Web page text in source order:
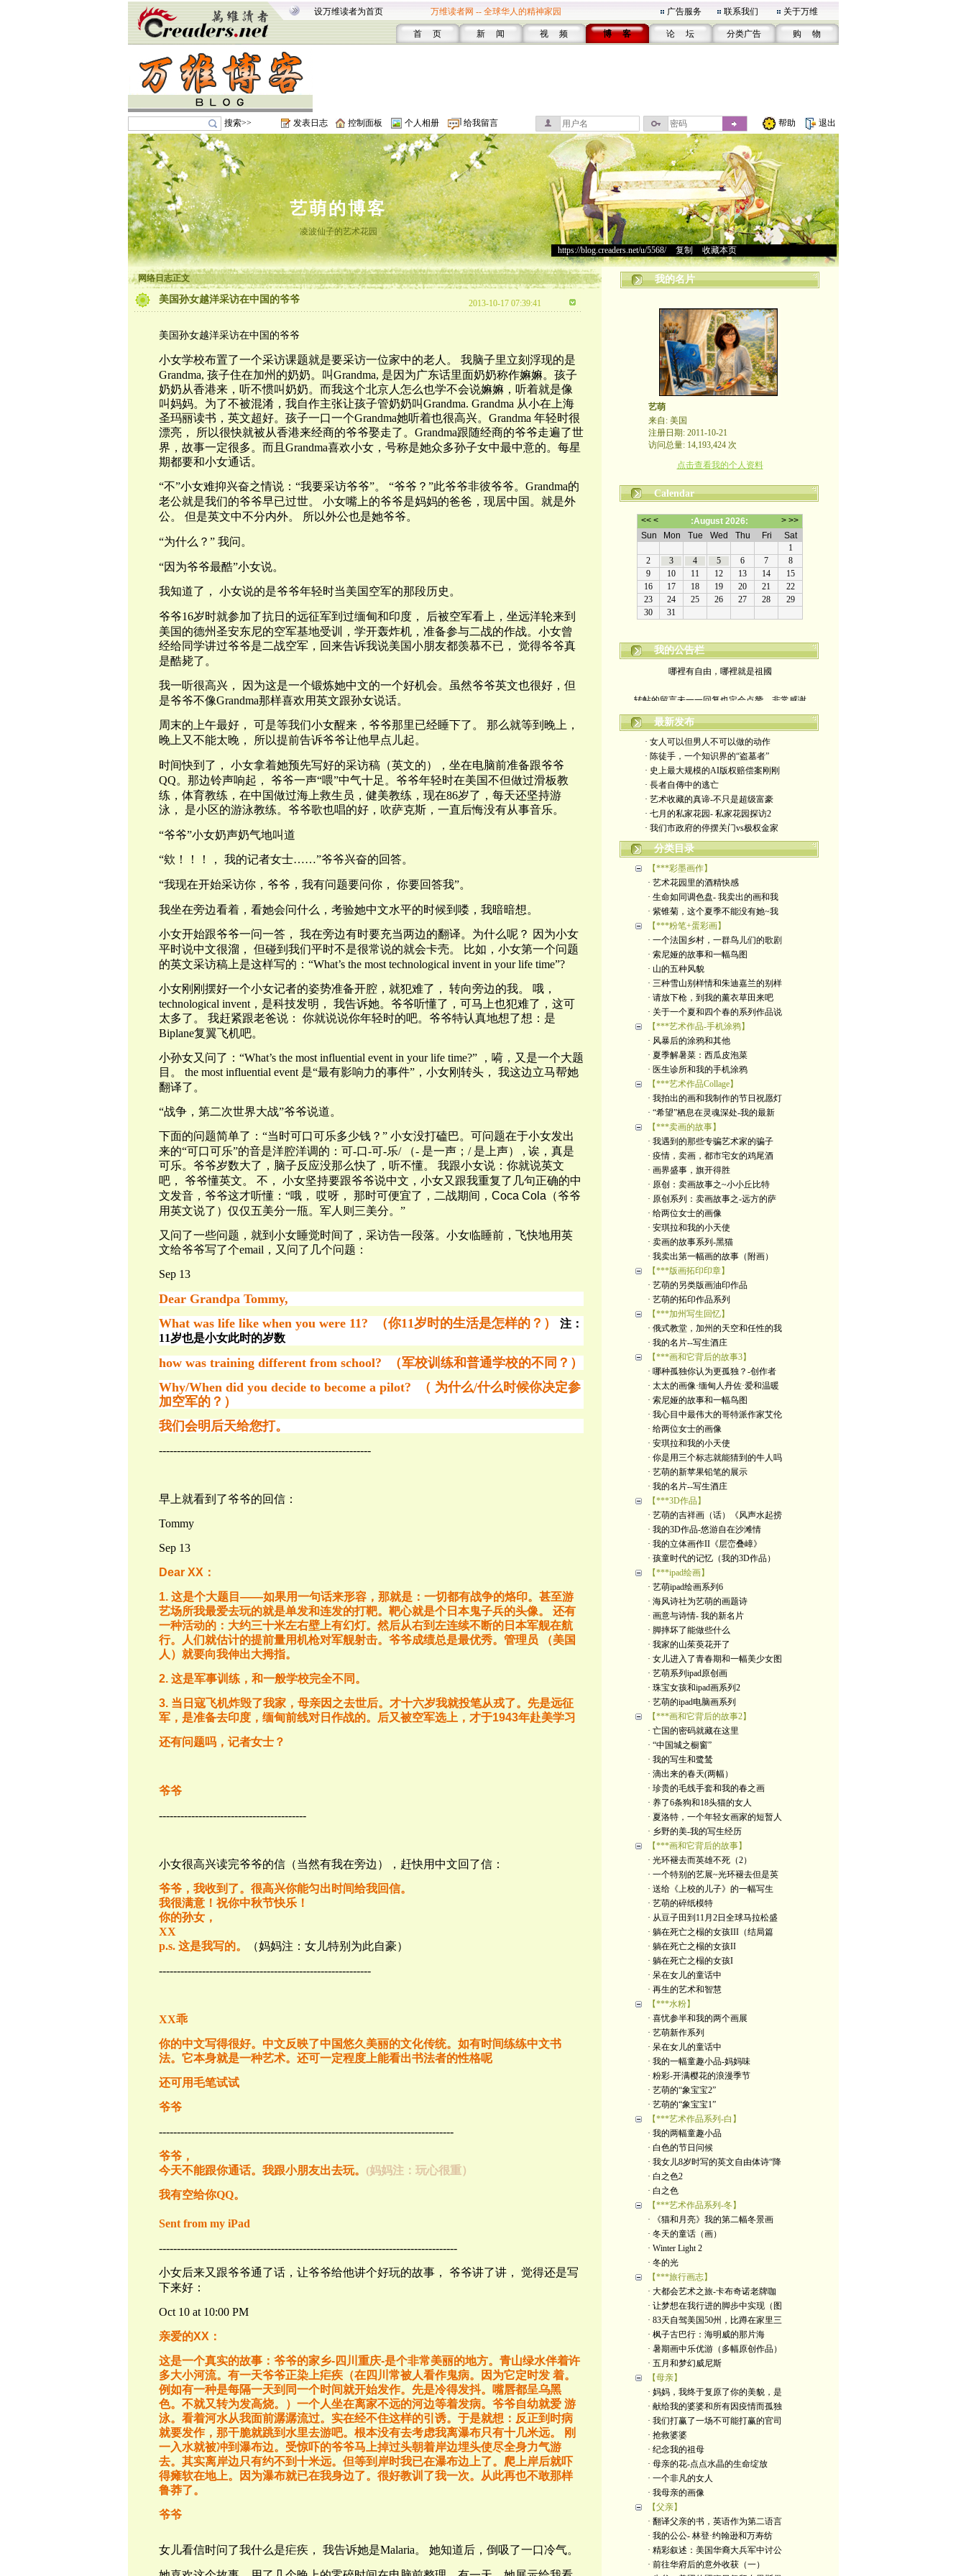
设万维读者为首页 万维读者网 -- 全球华人的精神家园 广告服务 联系我们 关于万维
首 页 新 闻 视 频 博 客 论 坛 分类广告 购 物
搜索>> 发表日志 控制面板 个人相册 给我留言 帮助 退出
艺萌的博客
凌波仙子的艺术花园
https://blog.creaders.net/u/5568/> 复制 收藏本页
网络日志正文
美国孙女越洋采访在中国的爷爷 2013-10-17 07:39:41
美国孙女越洋采访在中国的爷爷
小女学校布置了一个采访课题就是要采访一位家中的老人。
我脑子里立刻浮现的是
Grandma, 孩子住在加州的奶奶。叫Grandma, 是因为广东话里面奶奶称作嫲嫲。孩子
奶奶从香港来，听不惯叫奶奶。而我这个北京人怎么也学不会说嫲嫲，听着就是像
叫妈妈。为了不被混淆，我自作主张让孩子管奶奶叫Grandma. Grandma 从小在上海
圣玛丽读书，英文超好。孩子一口一个Grandma她听着也很高兴。 Grandma 年轻时很
漂亮，
所以很快就被从香港来经商的爷爷娶走了。 Grandma跟随经商的爷爷走遍了世
界，故事一定很多。而且 Grandma喜欢小女，号称是她众多孙子女中最中意的。每星
期都要和小女通话。
“不”小女难抑兴奋之情说：“我要采访爷爷”。
“爷爷？”此爷爷非彼爷爷。 Grandma的
老公就是我们的爷爷早已过世。
小女嘴上的爷爷是妈妈的爸爸，现居中国。就是外
公。
但是英文中不分内外。 所以外公也是她爷爷。
“为什么？” 我问。
“因为爷爷最酷”小女说。
我知道了，
小女说的是爷爷年轻时当美国空军的那段历史。
爷爷16岁时就参加了抗日的远征军到过缅甸和印度，
后被空军看上，坐远洋轮来到
美国的德州圣安东尼的空军基地受训，学开轰炸机，准备参与二战的作战。小女曾
经给同学讲过爷爷是二战空军，回来告诉我说美国小朋友都羡慕不已，
觉得爷爷真
是酷毙了。
我一听很高兴，
因为这是一个锻炼她中文的一个好机会。虽然爷爷英文也很好，但
是爷爷不像Grandma那样喜欢用英文跟孙女说话。
周末的上午最好，
可是等我们小女醒来，爷爷那里已经睡下了。
那么就等到晚上，
晚上又不能太晚，
所以提前告诉爷爷让他早点儿起。
时间快到了，
小女拿着她预先写好的采访稿（英文的），坐在电脑前准备跟爷爷
QQ。那边铃声响起，
爷爷一声“喂”中气十足。爷爷年轻时在美国不但做过滑板教
练，体育教练，在中国做过海上救生员，健美教练，现在86岁了，每天还坚持游
泳，
是小区的游泳教练。爷爷歌也唱的好，吹萨克斯，一直后悔没有从事音乐。
“爷爷”小女奶声奶气地叫道
“欸！！！，
我的记者女士……”爷爷兴奋的回答。
“我现在开始采访你，爷爷，我有问题要问你， 你要回答我”。
我坐在旁边看着，看她会问什么，考验她中文水平的时候到喽，我暗暗想。
小女开始跟爷爷一问一答，
我在旁边有时要充当两边的翻译。为什么呢？ 因为小女
平时说中文很溜，
但碰到我们平时不是很常说的就会卡壳。
比如，小女第一个问题
的英文采访稿上是这样写的：“What’s the most technological invent in your life time”?
小女刚刚摆好一个小女记者的姿势准备开腔，就犯难了，
转向旁边的我。
哦，
technological invent，是科技发明， 我告诉她。爷爷听懂了，可马上也犯难了，这可
太多了。
我赶紧跟老爸说：
你就说说你年轻时的吧。爷爷特认真地想了想：是
Biplane复翼飞机吧。
小孙女又问了：“What’s the most influential event in your life time?”
，嗬，又是一个大题
目。
the most influential event 是“最有影响力的事件”，小女刚转头，
我这边立马帮她
翻译了。
“战争，第二次世界大战”爷爷说道。
下面的问题简单了：“当时可口可乐多少钱？” 小女没打磕巴。可问题在于小女发出
来的“可口可乐”的音是洋腔洋调的：可-口-可-乐/ （- 是一声； / 是上声） , 诶，真是
可乐。爷爷岁数大了，脑子反应没那么快了，听不懂。
我跟小女说：你就说英文
吧，
爷爷懂英文。 不，
小女坚持要跟爷爷说中文，小女又跟我重复了几句正确的中
文发音，爷爷这才听懂：“哦，
哎呀， 那时可便宜了， 二战期间， Coca Cola （爷爷
用英文说了）仅仅五美分一甁。军人则三美分。”
又问了一些问题， 就到小女睡觉时间了，采访告一段落。小女临睡前，飞快地用英
文给爷爷写了个email ，又问了几个问题：
Sep 13
Dear Grandpa Tommy,
What was life like when you were 11? （你11岁时的生活是怎样的？）
注：
11岁也是小女此时的岁数
how was training different from school? （军校训练和普通学校的不同？）
Why/When did you decide to become a pilot? （ 为什么/什么时候你决定参
加空军的？）
我们会明后天给您打。
-----------------------------------------------------------
早上就看到了爷爷的回信：
Tommy
Sep 13
Dear XX：
1. 这是个大题目 ——如果用一句话来形容，那就是：一切都有战争的烙印。甚至游
艺场所我最爱去玩的就是单发和连发的打靶。靶心就是个日本鬼子兵的头像。
还有
一种活动的：大约三十米左右壁上有幻灯。然后从右到左连续不断的日本军舰在航
行。人们就估计的提前量用机枪对军舰射击。爷爷成绩总是最优秀。管理员
（美国
人）就要向我伸出大拇指。
2. 这是军事训练，和一般学校完全不同。
3. 当日寇飞机炸毁了我家，母亲因之去世后。才十六岁我就投笔从戎了。先是远征
军，是准备去印度，缅甸前线对日作战的。后又被空军选上，才于1943年赴美学习
还有问题吗，记者女士？
爷爷
-----------------------------------------
小女很高兴读完爷爷的信（当然有我在旁边），赶快用中文回了信：
爷爷，我收到了。很高兴你能匀出时间给我回信。
我很满意！祝你中秋节快乐！
你的孙女，
XX
p.s. 这是我写的。
（妈妈注：女儿特别为此自豪）
-----------------------------------------------------------
XX乖
你的中文写得很好。中文反映了中国悠久美丽的文化传统。如有时间练练中文书
法。它本身就是一种艺术。还可一定程度上能看出书法者的性格呢
还可用毛笔试试
爷爷
----------------------------------------------------------------------------------
爷爷，
今天不能跟你通话。我跟小朋友出去玩。 (妈妈注：玩心很重）
我有空给你QQ。
Sent from my iPad
-----------------------------------------------------------------------------------
小女后来又跟爷爷通了话，让爷爷给他讲个好玩的故事，
爷爷讲了讲，
觉得还是写
下来好：
Oct 10 at 10:00 PM
亲爱的XX ：
这是一个真实的故事：爷爷的家乡-四川重庆-是个非常美丽的地方。青山绿水伴着许
多大小河流。有一天爷爷正染上疟疾（在四川常被人看作鬼病。因为它定时发 着。
例如有一种是每隔一天到同一个时间就开始发作。先是冷得发抖。嘴唇都呈乌黑
色。不就又转为发高烧。）一个人坐在离家不远的河边等着发病。爷爷自幼就爱 游
泳。看着河水从我面前潺潺流过。实在经不住这样的引诱。于是就想：反正到时病
就要发作，那干脆就跳到水里去游吧。根本没有去考虑我离瀑布只有十几米远。
刚
一入水就被冲到瀑布边。受惊吓的爷爷马上掉过头朝着岸边埋头使尽全身力气游
去。其实离岸边只有约不到十米远。但等到岸时我已在瀑布边上了。爬上岸后就吓
得瘫软在地上。因为瀑布就已在我身边了。很好教训了我一次。从此再也不敢那样
鲁莽了。
爷爷
女儿看信时问了我什么是疟疾， 我告诉她是Malaria。 她知道后，倒吸了一口冷气。
我的名片
艺萌
来自: 美国
注册日期: 2011-10-21
访问总量: 14,193,424 次
点击查看我的个人资料
Calendar
我的公告栏
哪裡有自由，哪裡就是祖國
yimengling53@yahoo.com
有意收藏者请私信我，感谢一贯支持
政治转载不一定代表本人意见
艺术博客：https://yimengl.blog
目录中标注星号的为本人艺术原创
最新发布
· 女人可以但男人不可以做的动作
· 陈徒手，一个知识界的“盗墓者”
· 史上最大规模的AI版权赔偿案刚刚
· 長者自傳中的逃亡
· 艺术收藏的真谛-不只是超级富豪
· 七月的私家花园- 私家花园探访2
· 我们市政府的停摆关门vs极权金家
分类目录
【***彩墨画作】
· 艺术花园里的酒精快感
· 生命如同调色盘- 我卖出的画和我
· 紫锥菊，这个夏季不能没有她~我
【***粉笔+蛋彩画】
· 一个法国乡村，一群鸟儿们的歌剧
· 索尼娅的故事和一幅鸟图
· 山的五种风貌
· 三种雪山别样情和朱迪嘉兰的别样
· 请放下枪，到我的薰衣草田来吧
· 关于一个夏和四个春的系列作品说
【***艺术作品-手机涂鸦】
· 风暴后的涂鸦和其他
· 夏季解暑菜：西瓜皮泡菜
· 医生诊所和我的手机涂鸦
【***艺术作品Collage】
· 我拍出的画和我制作的节日祝愿灯
· “希望”栖息在灵魂深处-我的最新
【***卖画的故事】
· 我遇到的那些专骗艺术家的骗子
· 疫情，卖画，都市宅女的鸡尾酒
· 画界盛事，旗开得胜
· 原创：卖画故事之~小小丘比特
· 原创系列：卖画故事之-远方的萨
· 给两位女士的画像
· 安琪拉和我的小天使
· 卖画的故事系列-黑猫
· 我卖出第一幅画的故事（附画）
【***版画拓印印章】
· 艺萌的另类版画油印作品
· 艺萌的拓印作品系列
【***加州写生回忆】
· 俄式教堂，加州的天空和任性的我
· 我的名片--写生酒庄
【***画和它背后的故事3】
· 哪种孤独你认为更孤独？-创作者
· 太太的画像·缅甸人丹佐·爱和温暖
· 索尼娅的故事和一幅鸟图
· 我心目中最伟大的哥特派作家艾伦
· 给两位女士的画像
· 安琪拉和我的小天使
· 你是用三个标志就能猜到的牛人吗
· 艺萌的新苹果铅笔的展示
· 我的名片--写生酒庄
【***3D作品】
· 艺萌的吉祥画（话）《风声水起捞
· 我的3D作品-悠游自在沙滩情
· 我的立体画作II《层峦叠嶂》
· 孩童时代的记忆（我的3D作品）
【***ipad绘画】
· 艺萌ipad绘画系列6
· 海风诗社为艺萌的画题诗
· 画意与诗情- 我的新名片
· 脚摔坏了能做些什么
· 我家的山茱萸花开了
· 女儿进入了青春期和一幅美少女图
· 艺萌系列ipad原创画
· 珠宝女孩和ipad画系列2
· 艺萌的ipad电脑画系列
【***画和它背后的故事2】
· 亡国的密码就藏在这里
· “中国城之橱窗”
· 我的写生和鹭鸶
· 滴出来的春天(两幅）
· 珍贵的毛线手套和我的春之画
· 养了6条狗和18头猫的女人
· 夏洛特，一个年轻女画家的短暂人
· 乡野的美-我的写生经历
【***画和它背后的故事】
· 光环褪去而英雄不死（2）
· 一个特别的艺展~光环褪去但是英
· 送给《上校的儿子》的一幅写生
· 艺萌的碎纸模特
· 从豆子田到11月2日全球马拉松盛
· 躺在死亡之榻的女孩III（结局篇
· 躺在死亡之榻的女孩II
· 躺在死亡之榻的女孩I
· 呆在女儿的童话中
· 再生的艺术和智慧
【***水粉】
· 喜忧参半和我的两个画展
· 艺萌新作系列
· 呆在女儿的童话中
· 我的一幅童趣小品-妈妈味
· 粉彩-开满樱花的浪漫季节
· 艺萌的“象宝宝2”
· 艺萌的“象宝宝1”
【***艺术作品系列-白】
· 我的两幅童趣小品
· 白色的节日问候
· 我女儿8岁时写的英文自由体诗“降
· 白之色2
· 白之色
【***艺术作品系列-冬】
· 《猫和月亮》我的第二幅冬景画
· 冬天的童话（画）
· Winter Light 2
· 冬的光
【***旅行画志】
· 大都会艺术之旅-卡布奇诺老牌咖
· 让梦想在我行进的脚步中实现（图
· 83天自驾美国50州，比蹲在家里三
· 枫子古巴行：海明威的那片海
· 暑期画中乐优游（多幅原创作品）
· 五月和梦幻威尼斯
【母亲】
· 妈妈，我终于复原了你的美貌，是
· 献给我的婆婆和所有因疫情而孤独
· 我们打赢了一场不可能打赢的官司
· 抢救婆婆
· 纪念我的祖母
· 母亲的花-点点水晶的生命绽放
· 一个非凡的女人
· 我母亲的画像
【父亲】
· 翻译父亲的书，英语作为第二语言
· 我的公公- 林登·约翰逊和万寿纺
· 精彩叙述：美国华裔大兵军中讨公
· 前往华府后的意外收获（一）